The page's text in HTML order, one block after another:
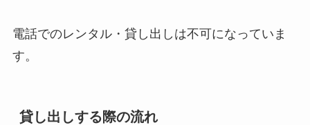
電話でのレンタル・貸し出しは不可になっていま
す。
貸し出しする際の流れ